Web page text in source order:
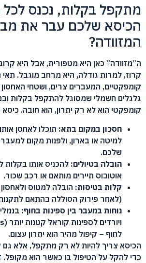
מתקפל בקלות, נכנס
הכיסא שלכם עבר את
המזוודה?
ה”מזוודה” כאן היא מטפורית, אבל היא
קרוז, למרות גודלה, היא מרחב מוגבל. תאי
קומפקטיים, המעברים צרים, ושטחי האחסון
גלגלים חשמלי שמסוגל להתקפל בקלות
קומפקטי הוא לא רק יתרון, הוא חובה.
חסכון במקום בתא: תוכלו לאחסן
למיטה או בארון, ולפנות מקום
שלכם.
הובלה בטיולים: להכניס אותו בקלות
אוטובוס תיירים מותאם או רכב שכור.
קלות בטיסות: הובלה למטוס
(לאחר פירוק הסוללה בהתאם
נוחות במעבר בין ספינות בחוף:
לחוף – קיפול מהיר הוא יתרון עצום.
הכיסא צריך להיות לא רק מתקפל, אלא גם
כדי להקל על הטיפול בו כאשר הוא מקופל.